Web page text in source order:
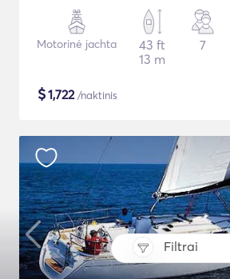
Filtrai
Motorinė jachta
43 ft
13 m
7
$1,722/naktinis